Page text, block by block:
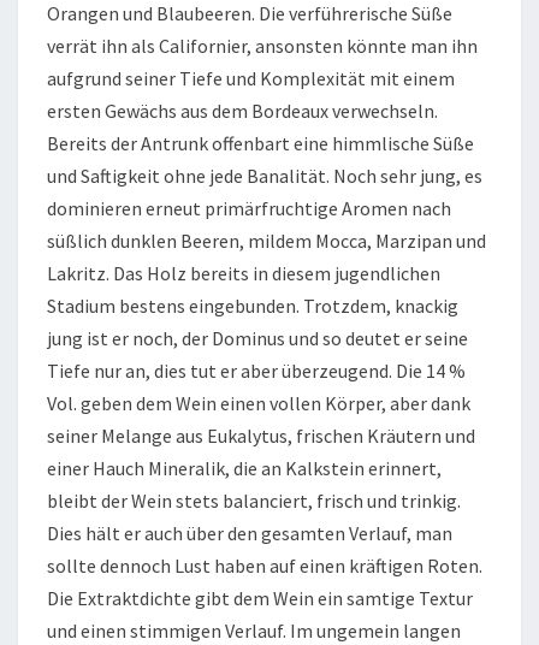
Orangen und Blaubeeren. Die verführerische Süße
verrät ihn als Californier, ansonsten könnte man ihn
aufgrund seiner Tiefe und Komplexität mit einem
ersten Gewächs aus dem Bordeaux verwechseln.
Bereits der Antrunk offenbart eine himmlische Süße
und Saftigkeit ohne jede Banalität. Noch sehr jung, es
dominieren erneut primärfruchtige Aromen nach
süßlich dunklen Beeren, mildem Mocca, Marzipan und
Lakritz. Das Holz bereits in diesem jugendlichen
Stadium bestens eingebunden. Trotzdem, knackig
jung ist er noch, der Dominus und so deutet er seine
Tiefe nur an, dies tut er aber überzeugend. Die 14 %
Vol. geben dem Wein einen vollen Körper, aber dank
seiner Melange aus Eukalytus, frischen Kräutern und
einer Hauch Mineralik, die an Kalkstein erinnert,
bleibt der Wein stets balanciert, frisch und trinkig.
Dies hält er auch über den gesamten Verlauf, man
sollte dennoch Lust haben auf einen kräftigen Roten.
Die Extraktdichte gibt dem Wein ein samtige Textur
und einen stimmigen Verlauf. Im ungemein langen